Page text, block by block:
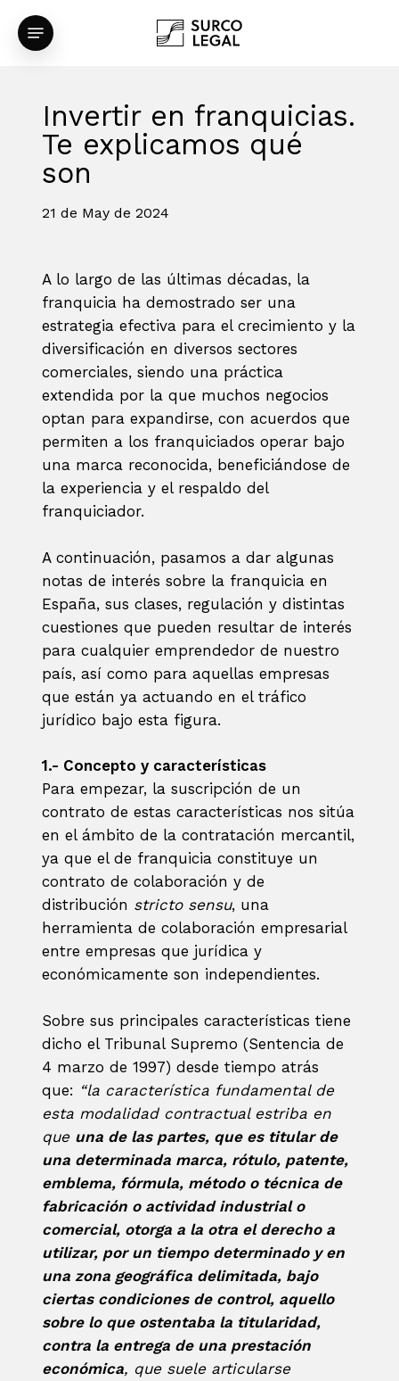
Skip
Menu
Invertir en franquicias.
Te explicamos qué
son
21 de May de 2024
A lo largo de las últimas décadas, la
franquicia ha demostrado ser una
estrategia efectiva para el crecimiento y la
diversificación en diversos sectores
comerciales, siendo una práctica
extendida por la que muchos negocios
optan para expandirse, con acuerdos que
permiten a los franquiciados operar bajo
una marca reconocida, beneficiándose de
la experiencia y el respaldo del
franquiciador.
A continuación, pasamos a dar algunas
notas de interés sobre la franquicia en
España, sus clases, regulación y distintas
cuestiones que pueden resultar de interés
para cualquier emprendedor de nuestro
país, así como para aquellas empresas
que están ya actuando en el tráfico
jurídico bajo esta figura.
1.- Concepto y características
Para empezar, la suscripción de un
contrato de estas características nos sitúa
en el ámbito de la contratación mercantil,
ya que el de franquicia constituye un
contrato de colaboración y de
distribución stricto sensu, una
herramienta de colaboración empresarial
entre empresas que jurídica y
económicamente son independientes.
Sobre sus principales características tiene
dicho el Tribunal Supremo (Sentencia de
4 marzo de 1997) desde tiempo atrás
que: “la característica fundamental de
esta modalidad contractual estriba en
que una de las partes, que es titular de
una determinada marca, rótulo, patente,
emblema, fórmula, método o técnica de
fabricación o actividad industrial o
comercial, otorga a la otra el derecho a
utilizar, por un tiempo determinado y en
una zona geográfica delimitada, bajo
ciertas condiciones de control, aquello
sobre lo que ostentaba la titularidad,
contra la entrega de una prestación
económica, que suele articularse